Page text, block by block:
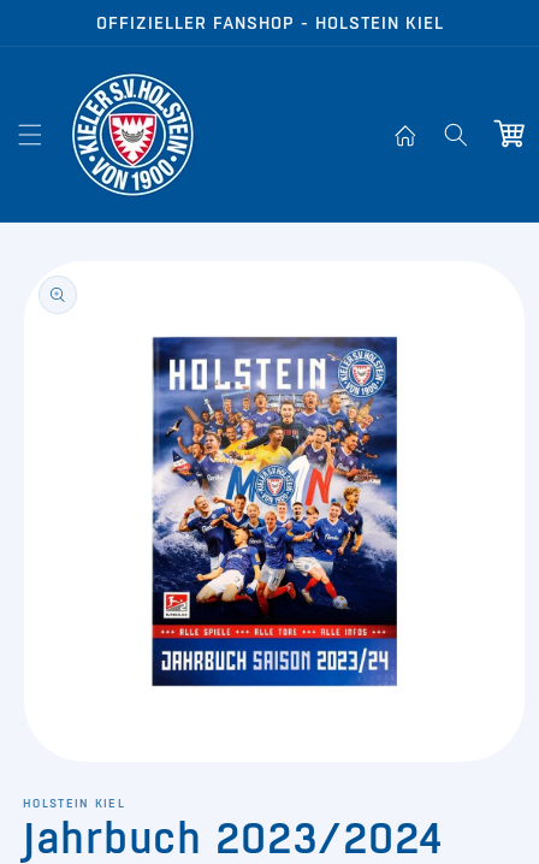
Direkt zumOFFIZIELLER FANSHOP - HOLSTEIN KIEL
in
Modal
öffnen
HOLSTEIN KIEL
Jahrbuch 2023/2024